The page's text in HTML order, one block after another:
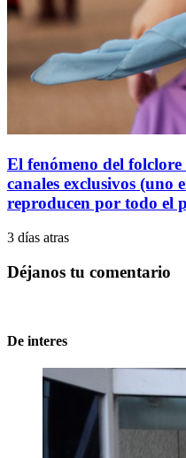
El fenómeno del
canales exclusivos (uno
reproducen por todo el
3 días atras
Déjanos tu comentario
De interes